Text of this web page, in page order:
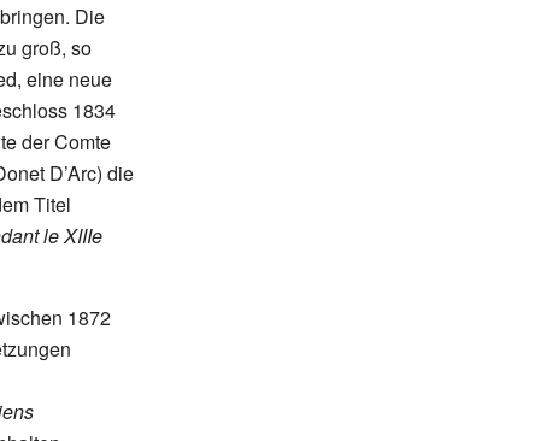
Die
groß, so
eine neue
1834
der Comte
D’Arc) die
Titel
le XIIIe
1872